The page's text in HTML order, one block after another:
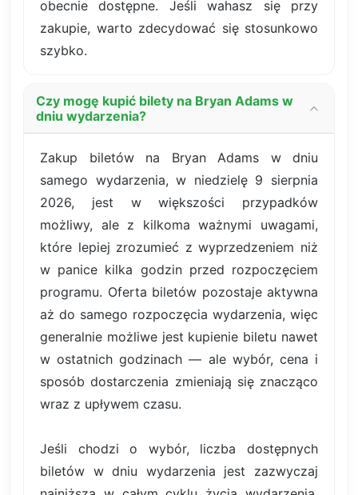
obecnie dostępne. Jeśli wahasz się przy
zakupie, warto zdecydować się stosunkowo
szybko.
Czy mogę kupić bilety na Bryan Adams w
dniu wydarzenia?
Zakup biletów na Bryan Adams w dniu
samego wydarzenia, w niedzielę 9 sierpnia
2026, jest w większości przypadków
możliwy, ale z kilkoma ważnymi uwagami,
które lepiej zrozumieć z wyprzedzeniem niż
w panice kilka godzin przed rozpoczęciem
programu. Oferta biletów pozostaje aktywna
aż do samego rozpoczęcia wydarzenia, więc
generalnie możliwe jest kupienie biletu nawet
w ostatnich godzinach — ale wybór, cena i
sposób dostarczenia zmieniają się znacząco
wraz z upływem czasu.
Jeśli chodzi o wybór, liczba dostępnych
biletów w dniu wydarzenia jest zazwyczaj